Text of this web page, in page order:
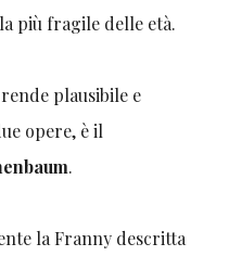
più fragile delle età.
plausibile e
opere, è il
.
la Franny descritta